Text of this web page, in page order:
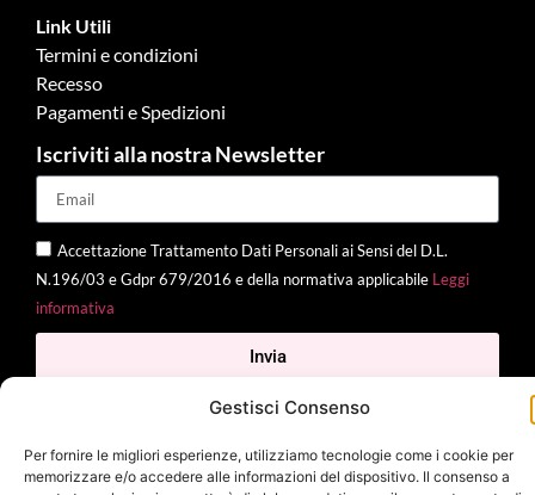
Gestisci Consenso
Per fornire le migliori esperienze, utilizziamo tecnologie come i cookie per
memorizzare e/o accedere alle informazioni del dispositivo. Il consenso a
Link Utili
Termini e condizioni
Recesso
Pagamenti e Spedizioni
Iscriviti alla nostra Newsletter
Accettazione Trattamento Dati Personali ai Sensi del D.L.
N.196/03 e Gdpr 679/2016 e della normativa applicabile Leggi
informativa
Invia
2025 Delì |Privacy Policy|Cookie Policy| Made with byJenny